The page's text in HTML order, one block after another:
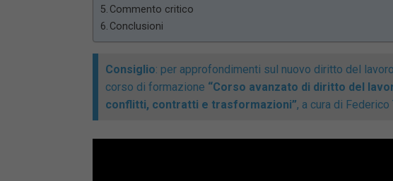
Commento critico
Conclusioni
Consiglio: per approfondimenti sul nuovo diritto del
corso di formazione “Corso avanzato di diritto del
conflitti, contratti e trasformazioni”, a cura di Federico